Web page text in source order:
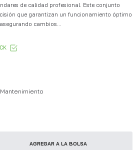
de calidad profesional. Este conjunto
que garantizan un funcionamiento óptimo
cambios...
AGREGAR A LA BOLSA